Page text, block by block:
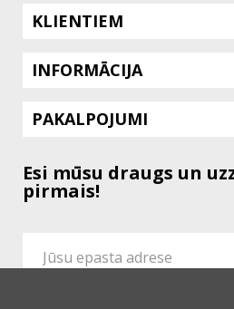
KLIENTIEM
INFORMĀCIJA
PAKALPOJUMI
Esi mūsu draugs un
pirmais!